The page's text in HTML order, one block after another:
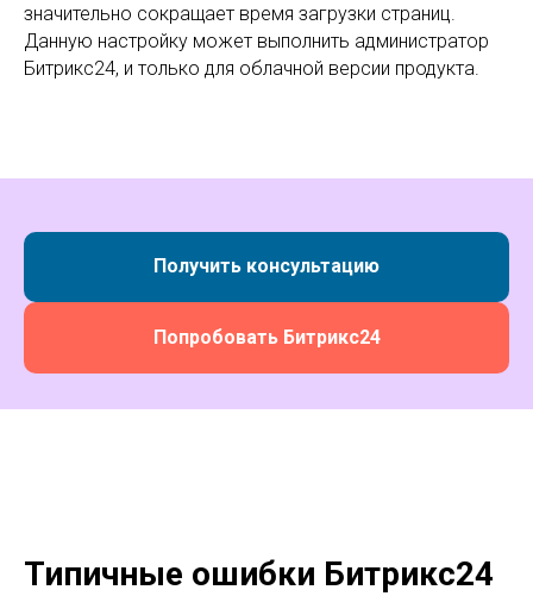
значительно сокращает время загрузки страниц.
Данную настройку может выполнить администратор
Битрикс24, и только для облачной версии продукта.
Получить консультацию
Попробовать Битрикс24
Типичные ошибки Битрикс24